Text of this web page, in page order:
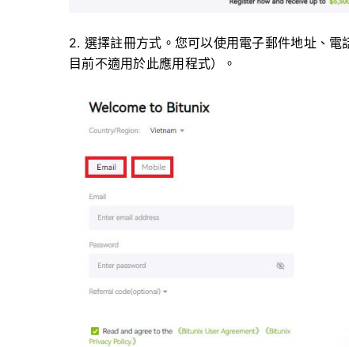
2. 選擇註冊方式。 您可以使用電子郵件地址、
目前不適用於此應用程式）。